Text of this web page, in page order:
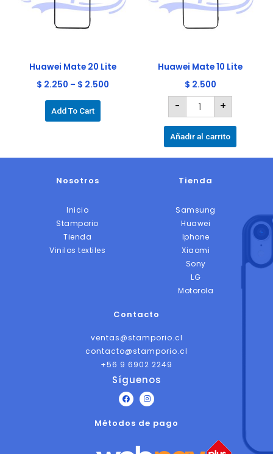
Huawei Mate 20 Lite
$ 2.250 – $ 2.500
Add To Cart
Las
elegir
en
de
Huawei Mate 10 Lite
$ 2.500
- +
Añadir al carrito
Nosotros
Inicio
Stamporio
Tienda
Vinilos textiles
Tienda
Samsung
Huawei
Iphone
Xiaomi
Sony
LG
Motorola
Contacto
ventas@stamporio.cl
contacto@stamporio.cl
+56 9 6902 2249
Síguenos
F
a
e
I
n
t
Métodos de pago